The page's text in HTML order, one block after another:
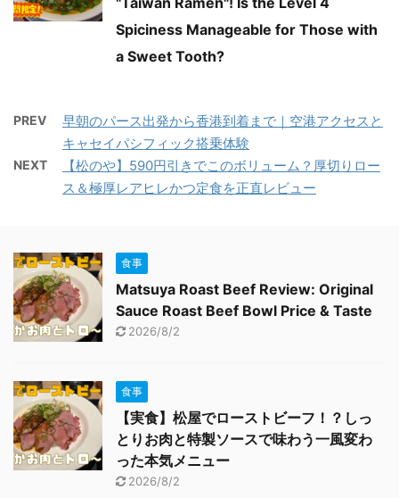
Spiciness Manageable for Those with
a Sweet Tooth?
PREV
早朝のパース出発から香港到着まで｜空港アクセスと
キャセイパシフィック搭乗体験
NEXT
【松のや】590円引きでこのボリューム？厚切りロー
ス＆極厚レアヒレかつ定食を正直レビュー
食事
Matsuya Roast Beef Review: Original
Sauce Roast Beef Bowl Price & Taste
2026/8/2
食事
【実食】松屋でローストビーフ！？しっ
とりお肉と特製ソースで味わう一風変わ
った本気メニュー
2026/8/2